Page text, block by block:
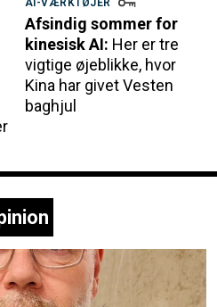
AI-VÆRKTØJER
Afsindig sommer for
kinesisk AI: Her er tre
vigtige øjeblikke, hvor
Kina har givet Vesten
baghjul